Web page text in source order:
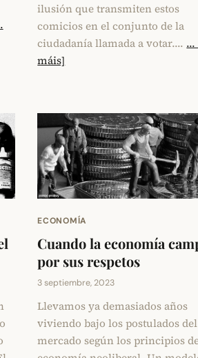
ilusión que transmiten estos
comicios en el conjunto de la
ciudadanía llamada a votar.…
máis]
ECONOMÍA
Cuando la economía
por sus respetos
3 septiembre, 2023
Llevamos ya demasiados años
viviendo bajo los postulados del
mercado según los principios